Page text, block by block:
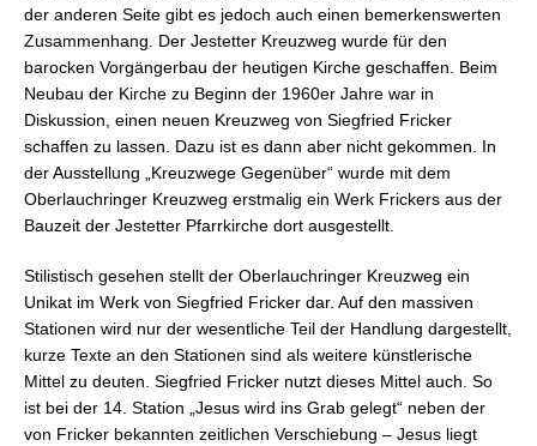
der anderen Seite gibt es jedoch auch einen bemerkenswerten
Zusammenhang. Der Jestetter Kreuzweg wurde für den
barocken Vorgängerbau der heutigen Kirche geschaffen. Beim
Neubau der Kirche zu Beginn der 1960er Jahre war in
Diskussion, einen neuen Kreuzweg von Siegfried Fricker
schaffen zu lassen. Dazu ist es dann aber nicht gekommen. In
der Ausstellung „Kreuzwege Gegenüber“ wurde mit dem
Oberlauchringer Kreuzweg erstmalig ein Werk Frickers aus der
Bauzeit der Jestetter Pfarrkirche dort ausgestellt.
Stilistisch gesehen stellt der Oberlauchringer Kreuzweg ein
Unikat im Werk von Siegfried Fricker dar. Auf den massiven
Stationen wird nur der wesentliche Teil der Handlung dargestellt,
kurze Texte an den Stationen sind als weitere künstlerische
Mittel zu deuten. Siegfried Fricker nutzt dieses Mittel auch. So
ist bei der 14. Station „Jesus wird ins Grab gelegt“ neben der
von Fricker bekannten zeitlichen Verschiebung – Jesus liegt